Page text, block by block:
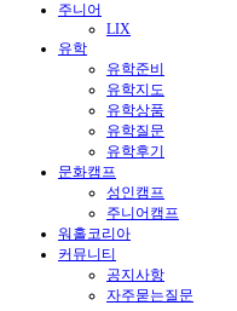
주니어
LIX
유학
유학준비
유학지도
유학상품
유학질문
유학후기
문화캠프
성인캠프
주니어캠프
워홀코리아
커뮤니티
공지사항
자주묻는질문